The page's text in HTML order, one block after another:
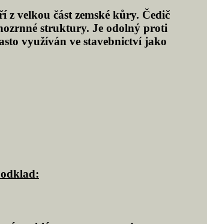
z velkou část zemské kůry. Čedič
struktury. Je odolný proti
využíván ve stavebnictví jako